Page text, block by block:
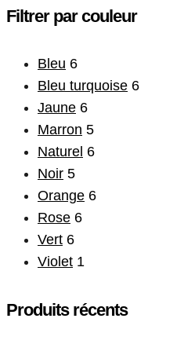
Filtrer par couleur
Bleu 6
Bleu turquoise 6
Jaune 6
Marron 5
Naturel 6
Noir 5
Orange 6
Rose 6
Vert 6
Violet 1
Produits récents